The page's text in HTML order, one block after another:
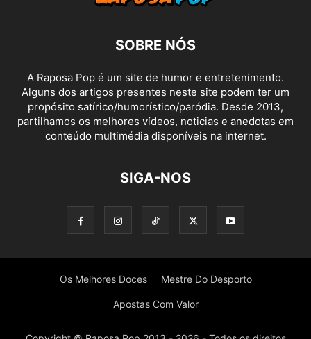
SOBRE NÓS
A Raposa Pop é um site de humor e entretenimento.
Alguns dos artigos presentes neste site podem ter um
propósito satírico/humorístico/paródia. Desde 2013,
partilhamos os melhores vídeos, noticias e anedotas em
conteúdo multimédia disponíveis na internet.
SIGA-NOS
Os Melhores Doces Mestre Do Desporto
Apostas Com Valor